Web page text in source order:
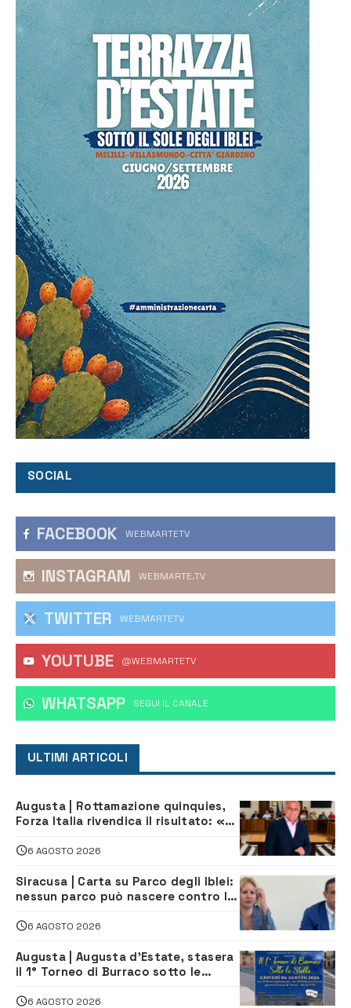
SOCIAL
FACEBOOK WEBMARTETV
INSTAGRAM WEBMARTE.TV
TWITTER WEBMARTETV
YOUTUBE @WEBMARTETV
WHATSAPP ‎SEGUI IL CANALE
ULTIMI ARTICOLI
Augusta | Rottamazione quinquies,
Forza Italia rivendica il risultato: «La
6 AGOSTO 2026
Siracusa | Carta su Parco degli Iblei:
nessun parco può nascere contro le
6 AGOSTO 2026
Augusta | Augusta d’Estate, stasera
il 1° Torneo di Burraco sotto le
6 AGOSTO 2026